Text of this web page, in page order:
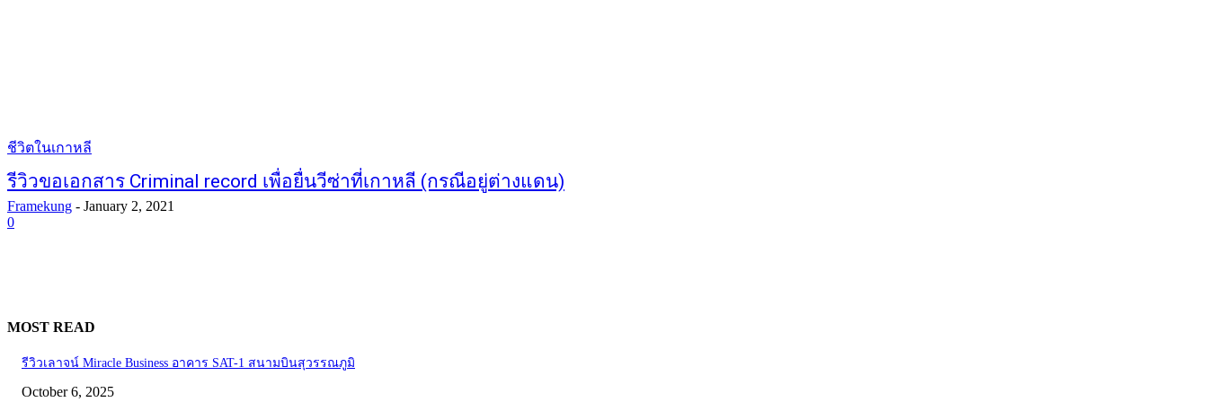
ชีวิตในเกาหลี
รีวิวขอเอกสาร Criminal record เพื่อยื่นวีซ่าที่เกาหลี (กรณีอยู่ต่างแดน)
Framekung - January 2, 2021
0
MOST READ
รีวิวเลาจน์ Miracle Business อาคาร SAT-1 สนามบินสุวรรณภูมิ
October 6, 2025